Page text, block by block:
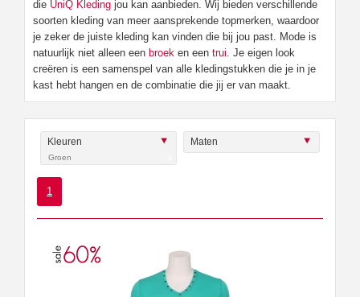
die UniQ Kleding jou kan aanbieden. Wij bieden verschillende
soorten kleding van meer aansprekende topmerken, waardoor
je zeker de juiste kleding kan vinden die bij jou past. Mode is
natuurlijk niet alleen een broek en een trui . Je eigen look
creëren is een samenspel van alle kledingstukken die je in je
kast hebt hangen en de combinatie die jij er van maakt.
Kleuren
Groen
Maten
1